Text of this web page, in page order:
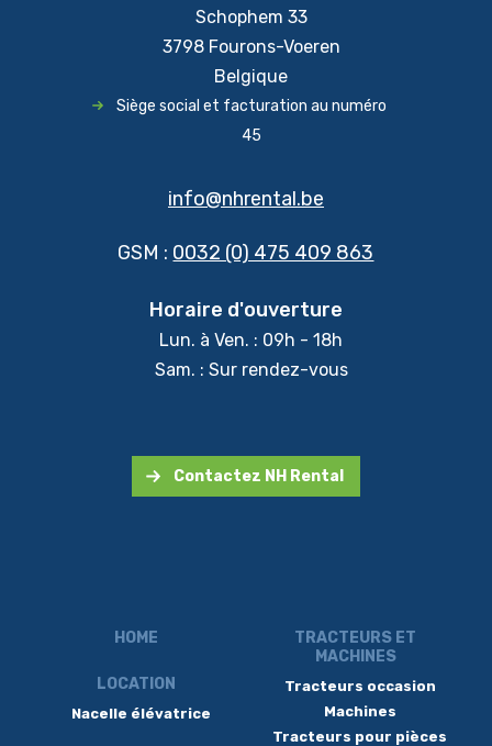
Schophem 33
3798 Fourons-Voeren
Belgique
Siège social et facturation au numéro
45
info@nhrental.be
GSM : 0032 (0) 475 409 863
Horaire d'ouverture
Lun. à Ven. : 09h - 18h
Sam. : Sur rendez-vous
Contactez NH Rental
HOME
LOCATION
Nacelle élévatrice
TRACTEURS ET
MACHINES
Tracteurs occasion
Machines
Tracteurs pour pièces